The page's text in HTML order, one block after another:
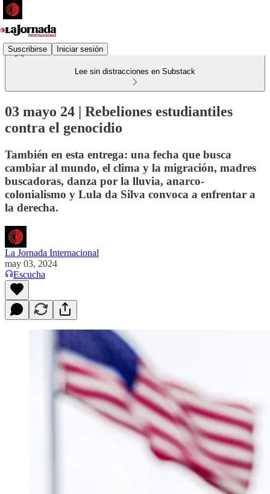
Suscribirse Iniciar sesión
Lee sin distracciones en Substack
03 mayo 24 | Rebeliones estudiantiles
contra el genocidio
También en esta entrega: una fecha que busca
cambiar al mundo, el clima y la migración, madres
buscadoras, danza por la lluvia, anarco-
colonialismo y Lula da Silva convoca a enfrentar a
la derecha.
La Jornada Internacional
may 03, 2024
Escucha